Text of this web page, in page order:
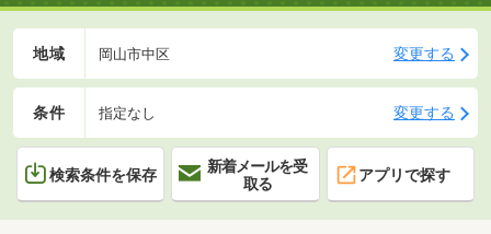
地域 岡山市中区 変更する
条件 指定なし 変更する
検索条件を保存
新着メールを受
取る
アプリで探す